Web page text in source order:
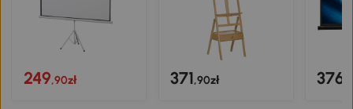
249,90zł 371,90zł 376